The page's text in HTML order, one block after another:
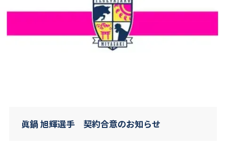
眞鍋 旭輝選手 契約合意のお知らせ